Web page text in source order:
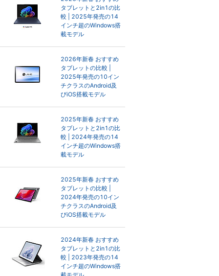
タブレットと2in1の比
較 | 2025年発売の14
インチ超のWindows搭
載モデル
2026年新春 おすすめ
タブレットの比較 |
2025年発売の10イン
チクラスのAndroid及
びiOS搭載モデル
2025年新春 おすすめ
タブレットと2in1の比
較 | 2024年発売の14
インチ超のWindows搭
載モデル
2025年新春 おすすめ
タブレットの比較 |
2024年発売の10イン
チクラスのAndroid及
びiOS搭載モデル
2024年新春 おすすめ
タブレットと2in1の比
較 | 2023年発売の14
インチ超のWindows搭